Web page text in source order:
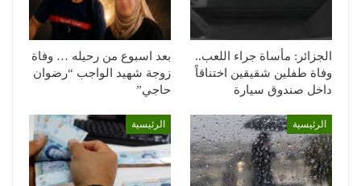
الجزائر: مأساة جراء اللعب..
وفاة طفلين شقيقين اختناقاً
داخل صندوق سيارة
بعد اسبوع من رحيله … وفاة
زوجة شهيد الواجب “رضوان
حاجي”
الرئيسية الرئيسية